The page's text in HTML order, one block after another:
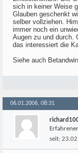
sich in keiner Weise
Glauben geschenkt
selber vollziehen.
immer noch ein
Augen zu und durch.
das interessiert die
Siehe auch
06.01.2006, 08:31
seit: